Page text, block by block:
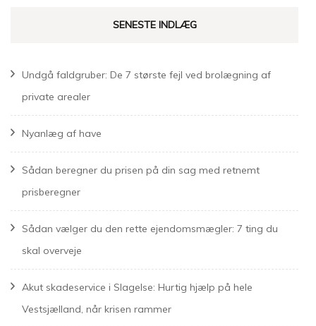
SENESTE INDLÆG
Undgå faldgruber: De 7 største fejl ved brolægning af
private arealer
Nyanlæg af have
Sådan beregner du prisen på din sag med retnemt
prisberegner
Sådan vælger du den rette ejendomsmægler: 7 ting du
skal overveje
Akut skadeservice i Slagelse: Hurtig hjælp på hele
Vestsjælland, når krisen rammer